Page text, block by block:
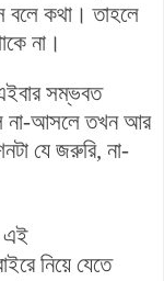
বলে কথা। তাহলে
না।
সম্ভবত
না-আসলে তখন আর
যে জরুরি, না-
এই
নিয়ে যেতে